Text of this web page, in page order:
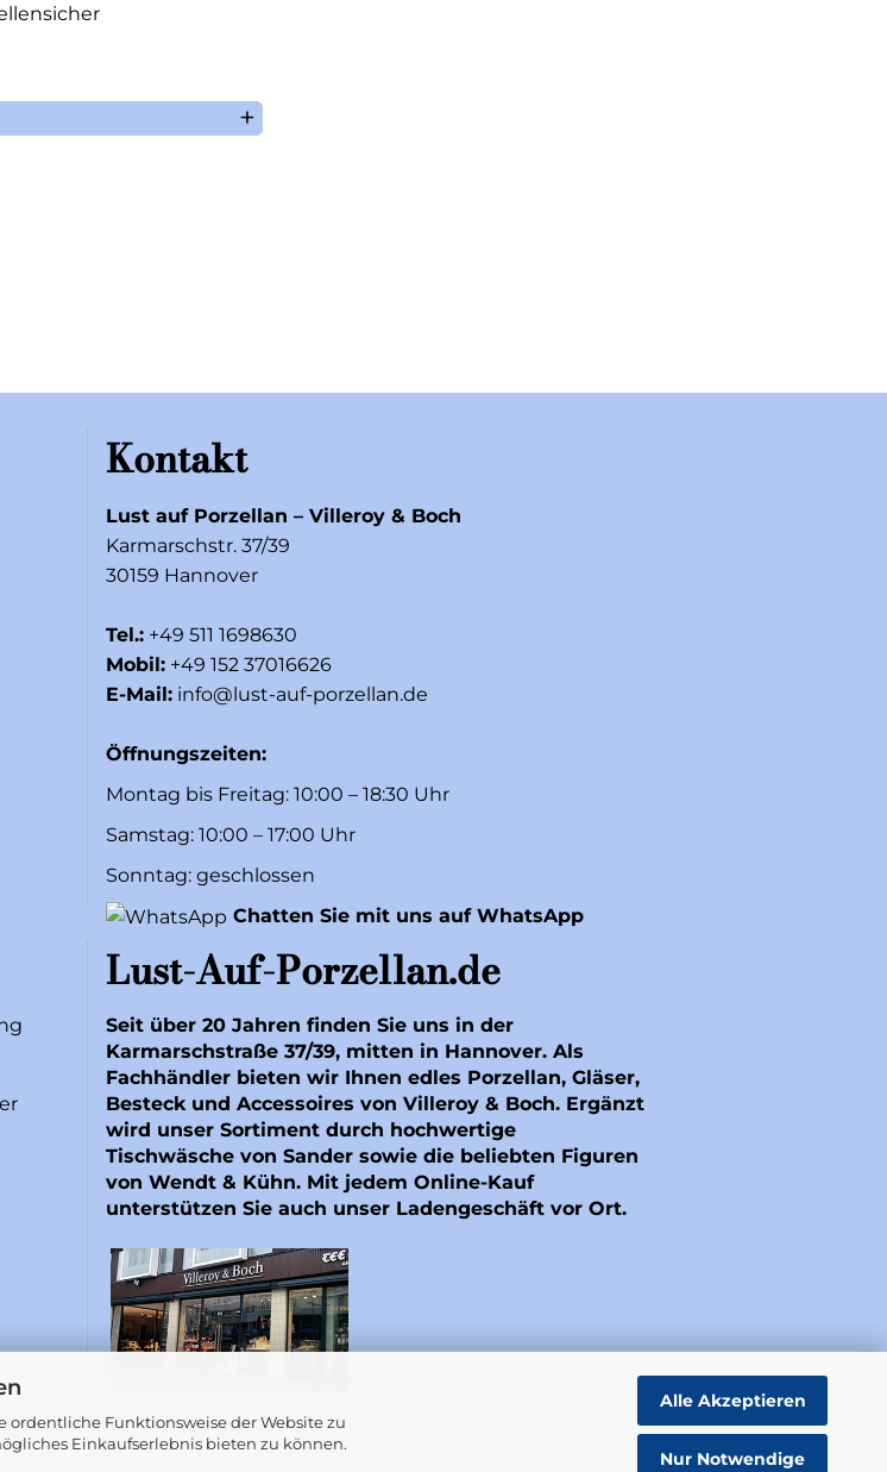
Funktionsweise der Website zu
Einkaufserlebnis bieten zu können.
Alle Akzeptieren
Nur Notwendige
Kontakt
Lust auf Porzellan – Villeroy & Boch
Karmarschstr. 37/39
30159 Hannover
Tel.: +49 511 1698630
Mobil: +49 152 37016626
E-Mail: info@lust-auf-porzellan.de
Öffnungszeiten:
Montag bis Freitag: 10:00 – 18:30 Uhr
Samstag: 10:00 – 17:00 Uhr
Sonntag: geschlossen
Chatten Sie mit uns auf WhatsApp
Lust-Auf-Porzellan.de
Seit über 20 Jahren finden Sie uns in der
Karmarschstraße 37/39, mitten in Hannover. Als
Fachhändler bieten wir Ihnen edles Porzellan, Gläser,
Besteck und Accessoires von Villeroy & Boch. Ergänzt
wird unser Sortiment durch hochwertige
Tischwäsche von Sander sowie die beliebten Figuren
von Wendt & Kühn. Mit jedem Online-Kauf
unterstützen Sie auch unser Ladengeschäft vor Ort.